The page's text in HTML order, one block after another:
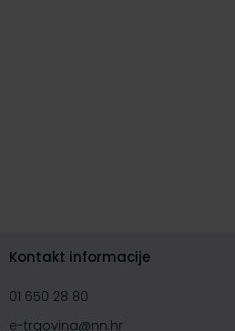
Kontakt informacije
01 650 28 80
e-trgovina@nn.hr